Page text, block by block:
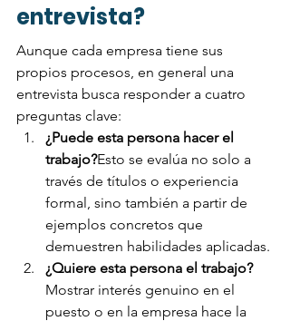
entrevista?
Aunque cada empresa tiene sus
propios procesos, en general una
entrevista busca responder a cuatro
preguntas clave:
¿Puede esta persona hacer el
trabajo?Esto se evalúa no solo a
través de títulos o experiencia
formal, sino también a partir de
ejemplos concretos que
demuestren habilidades aplicadas.
¿Quiere esta persona el trabajo?
Mostrar interés genuino en el
puesto o en la empresa hace la